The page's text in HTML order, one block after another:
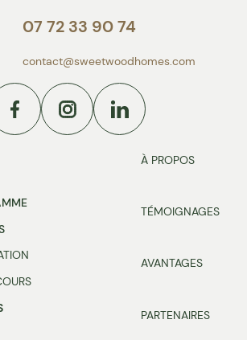
07 72 33 90 74
contact@sweetwoodhomes.com
Facebook Instagram
À PROPOS
TÉMOIGNAGES
AVANTAGES
PARTENAIRES